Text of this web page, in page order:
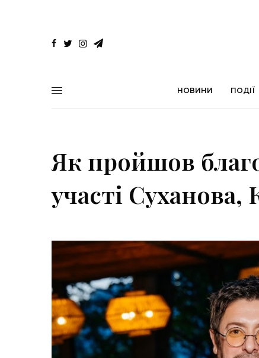
НОВИНИ ПОДІЇ
Як пройшов
участі